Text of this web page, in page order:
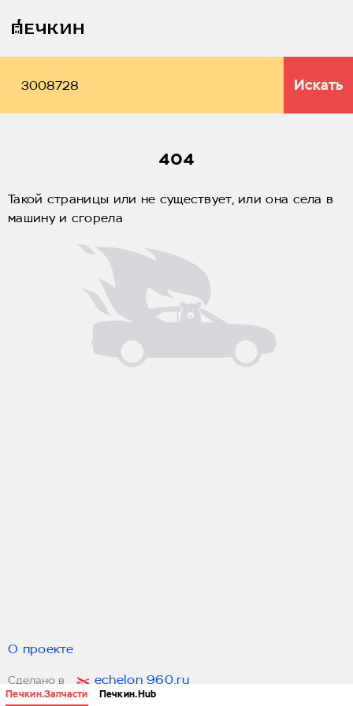
Печкин.Запчасти Печкин.Hub
Искать
404
Такой страницы или не существует, или она села в
машину и сгорела
О проекте
Сделано в echelon 960.ru